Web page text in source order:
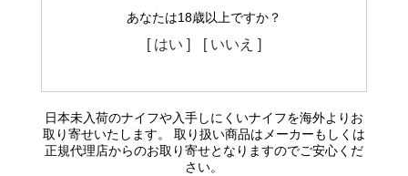
あなたは18歳以上ですか？
[ はい ] [ いいえ ]
日本未入荷のナイフや入手しにくいナイフを海外よりお
取り寄せいたします。 取り扱い商品はメーカーもしくは
正規代理店からのお取り寄せとなりますのでご安心くだ
さい。